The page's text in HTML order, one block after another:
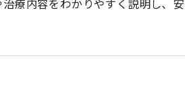
療内容をわかりやすく説明し、安